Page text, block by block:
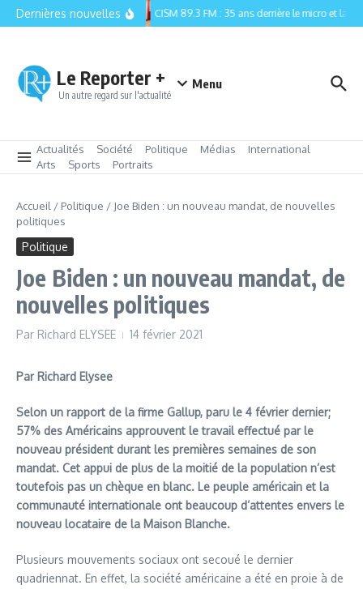
Aller au contenu
Dernières nouvelles CISM 89.3 FM : 35 ans derrière le micro et la
Le Reporter +
Un autre regard sur l'actualité
Menu
Actualités Société Politique Médias
International
Arts
Sports Portraits
Accueil / Politique / Joe Biden : un nouveau mandat, de nouvelles
politiques
Politique
Joe Biden : un nouveau mandat, de
nouvelles politiques
Par Richard ELYSEE 14 février 2021
Par Richard Elysee
Selon un rapport de la firme Gallup, paru le 4 février dernier;
57% des Américains approuvent le travail effectué par le
nouveau président durant les premières semaines de son
mandat. Cet appui de plus de la moitié de la population n’est
toutefois pas un chèque en blanc. Le peuple américain et la
communauté internationale ont beaucoup d’attentes envers le
nouveau locataire de la Maison Blanche.
Plusieurs mouvements sociaux ont secoué le dernier
quadriennat. En effet, la société américaine a été en proie à de